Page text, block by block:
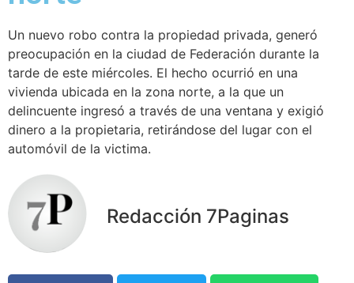
Un nuevo robo contra la propiedad privada, generó
preocupación en la ciudad de Federación durante la
tarde de este miércoles. El hecho ocurrió en una
vivienda ubicada en la zona norte, a la que un
delincuente ingresó a través de una ventana y exigió
dinero a la propietaria, retirándose del lugar con el
automóvil de la victima.
Redacción 7Paginas